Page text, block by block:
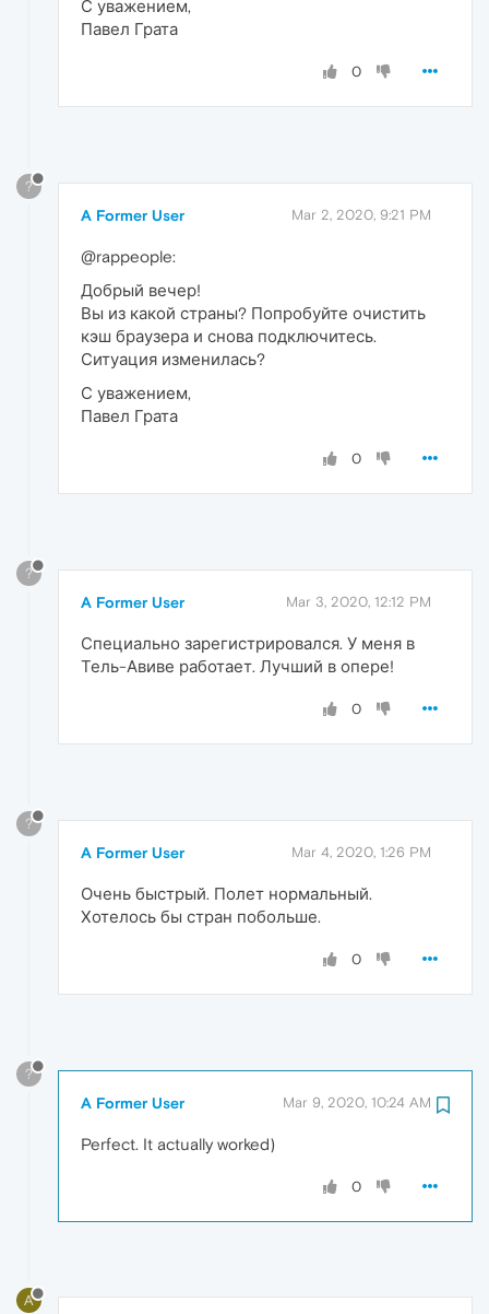
С уважением,
Павел Грата
0
?
A Former User Mar 2, 2020, 9:21 PM
@rappeople:
Добрый вечер!
Вы из какой страны? Попробуйте очистить
кэш браузера и снова подключитесь.
Ситуация изменилась?
С уважением,
Павел Грата
0
?
A Former User Mar 3, 2020, 12:12 PM
Специально зарегистрировался. У меня в
Тель-Авиве работает. Лучший в опере!
0
?
A Former User Mar 4, 2020, 1:26 PM
Очень быстрый. Полет нормальный.
Хотелось бы стран побольше.
0
?
A Former User Mar 9, 2020, 10:24 AM
Perfect. It actually worked)
0
A